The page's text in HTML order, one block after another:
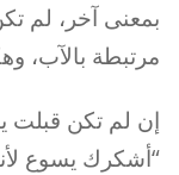
بمعنى آخر، لم
مرتبطة بالآب،
إن لم تكن قبلت
“أشكرك يسوع